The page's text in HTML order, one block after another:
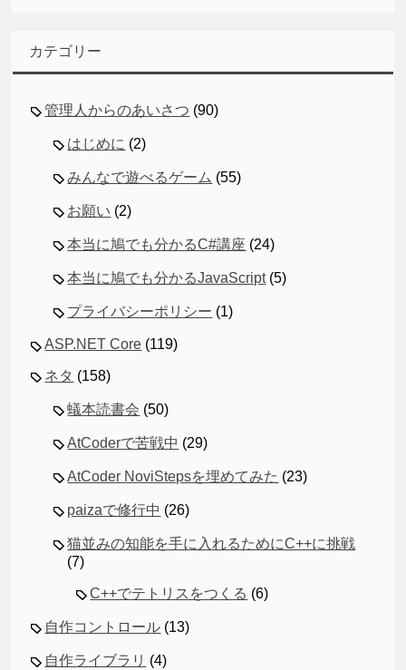
カテゴリー
管理人からのあいさつ (90)
はじめに (2)
みんなで遊べるゲーム (55)
お願い (2)
本当に鳩でも分かるC#講座 (24)
本当に鳩でも分かるJavaScript(5)
プライバシーポリシー (1)
ASP.NET Core (119)
ネタ (158)
蟻本読書会 (50)
AtCoderで苦戦中 (29)
AtCoder NoviStepsを埋めてみた (23)
paizaで修行中 (26)
猫並みの知能を手に入れるためにC++に挑戦
(7)
C++でテトリスをつくる (6)
自作コントロール (13)
自作ライブラリ (4)